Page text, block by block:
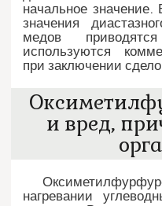
начальное значение.
значения
медов
используются
при заключении
и вред,
нагревании